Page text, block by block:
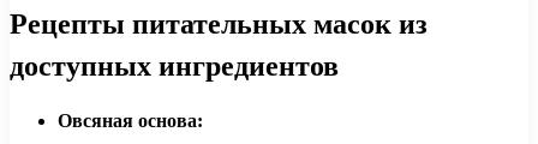
Рецепты питательных масок из
доступных ингредиентов
Овсяная основа: